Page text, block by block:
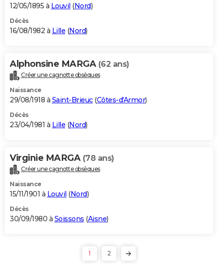
12/05/1895 à Louvil (Nord)
Décès
16/08/1982 à Lille (Nord)
Alphonsine MARGA (62 ans)
Créer une cagnotte obsèques
Naissance
29/08/1918 à Saint-Brieuc(Côtes-d'Armor)
Décès
23/04/1981 à Lille (Nord)
Virginie MARGA (78 ans)
Créer une cagnotte obsèques
Naissance
15/11/1901 à Louvil (Nord)
Décès
30/09/1980 à Soissons (Aisne)
1 2